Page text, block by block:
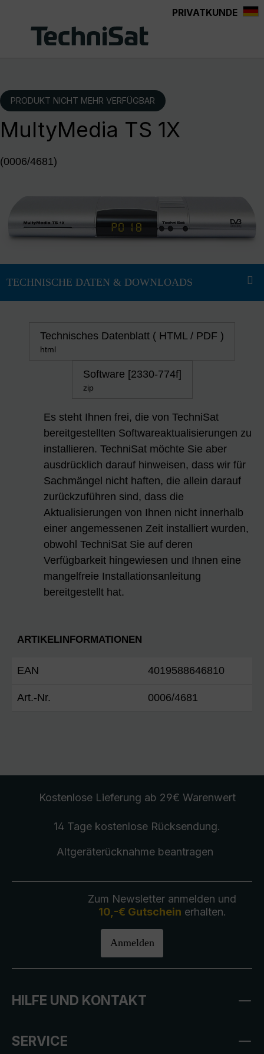
PRIVATKUNDE
PRODUKT NICHT MEHR VERFÜGBAR
MultyMedia TS 1X
(0006/4681)
Technisches Datenblatt ( HTML / PDF )
html
Software [2330-774f]
zip
Es steht Ihnen frei, die von TechniSat
bereitgestellten Softwareaktualisierungen zu
installieren. TechniSat möchte Sie aber
ausdrücklich darauf hinweisen, dass wir für
Sachmängel nicht haften, die allein darauf
zurückzuführen sind, dass die
Aktualisierungen von Ihnen nicht innerhalb
einer angemessenen Zeit installiert wurden,
obwohl TechniSat Sie auf deren
Verfügbarkeit hingewiesen und Ihnen eine
mangelfreie Installationsanleitung
bereitgestellt hat.
ARTIKELINFORMATIONEN
EAN 4019588646810
Art.-Nr. 0006/4681
Kostenlose Lieferung ab 29€ Warenwert
14 Tage kostenlose Rücksendung.
Altgeräterücknahmebeantragen
Zum Newsletter anmelden und
10,-€ Gutschein erhalten.
Anmelden
HILFE UND KONTAKT
SERVICE